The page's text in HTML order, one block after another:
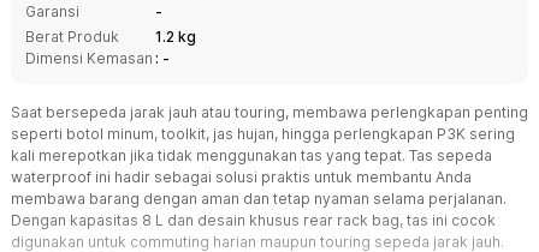
Garansi
-
Berat Produk
1.2 kg
Dimensi Kemasan : -
Saat bersepeda jarak jauh atau touring, membawa perlengkapan penting
seperti botol minum, toolkit, jas hujan, hingga perlengkapan P3K sering
kali merepotkan jika tidak menggunakan tas yang tepat. Tas sepeda
waterproof ini hadir sebagai solusi praktis untuk membantu Anda
membawa barang dengan aman dan tetap nyaman selama perjalanan.
Dengan kapasitas 8 L dan desain khusus rear rack bag, tas ini cocok
digunakan untuk commuting harian maupun touring sepeda jarak jauh.